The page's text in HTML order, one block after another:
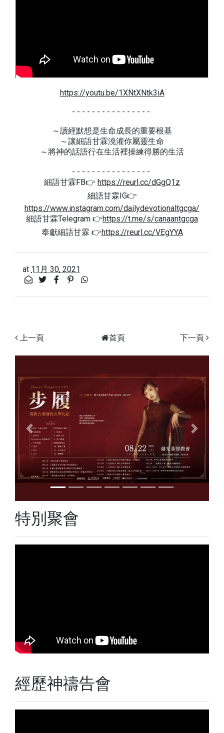
https://youtu.be/1XNtXNtk3iA
- - - - - - - - - - - - - - - -
～讀經默想是生命成長的重要根基
～讓細語甘霖澆灌你屬靈生命
～將神的話語行在生活裡操練得勝的生活
- - - - - - - - - - - - - - - -
細語甘霖FB👉 https://reurl.cc/dGgQ1z
細語甘霖IG👉
https://www.instagram.com/dailydevotionaltgcga/
細語甘霖Telegram 👉https://t.me/s/canaantgcga
奉獻細語甘霖 👉https://reurl.cc/VEgYYA
at 11月 30, 2021
上一頁 下一頁
首頁
Previous Next
特別聚會
經歷神禱告會